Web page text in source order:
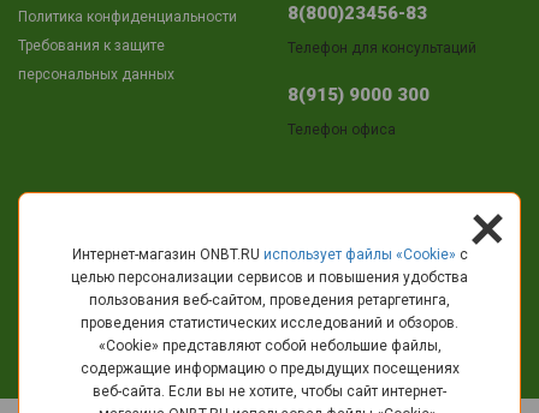
Политика конфиденциальности
Требования к защите
персональных данных
8(800)23456-83
Телефон для консультаций
8(915) 9000 300
Телефон офиса
г.Кострома
пр-т Текстильщиков, 11
info@onbt.ru
+
Интернет-магазин ONBT.RU использует файлы «Сookie» с
целью персонализации сервисов и повышения удобства
пользования веб-сайтом, проведения ретаргетинга,
проведения статистических исследований и обзоров.
«Cookie» представляют собой небольшие файлы,
содержащие информацию о предыдущих посещениях
веб-сайта. Если вы не хотите, чтобы сайт интернет-